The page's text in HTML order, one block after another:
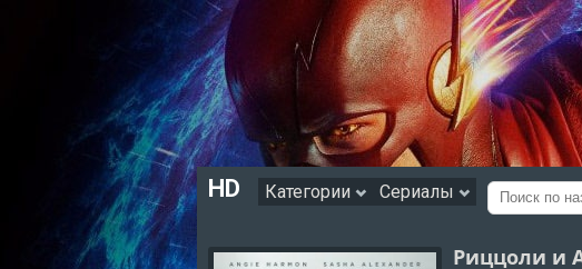
HD Категории Сериалы
Риццоли и